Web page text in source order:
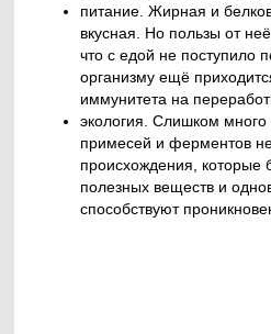
питание. Жирная и
вкусная. Но пользы от
что с едой не поступило
организму ещё
иммунитета на
экология. Слишком много
примесей и ферментов
происхождения, которые
полезных веществ и
способствуют